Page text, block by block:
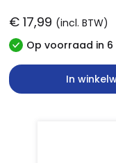
€ 17,99 (incl. BTW)
Op voorraad in 6
In